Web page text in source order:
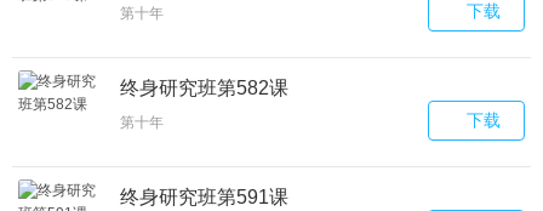
第十年 下载
终身研究班第582课
第十年 下载
终身研究班第591课